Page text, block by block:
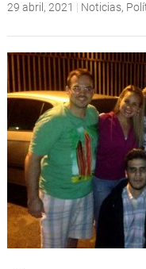
29 abril, 2021 | Noticias,